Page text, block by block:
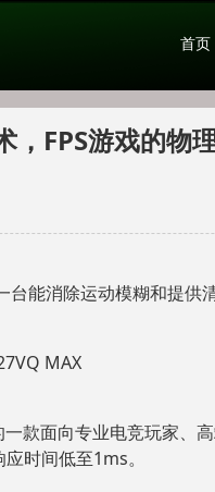
首页
FPS游戏的物
能消除运动模糊和提
MAX
款面向专业电竞玩家
时间低至1ms。